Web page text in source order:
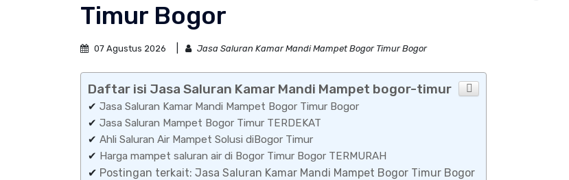
Timur Bogor
07 Agustus 2026 Jasa Saluran Kamar Mandi Mampet Bogor Timur Bogor
Daftar isi Jasa Saluran Kamar Mandi Mampet bogor-timur
✔ Jasa Saluran Kamar Mandi Mampet Bogor Timur Bogor
✔ Jasa Saluran Mampet Bogor Timur TERDEKAT
✔ Ahli Saluran Air Mampet Solusi diBogor Timur
✔ Harga mampet saluran air di Bogor Timur Bogor TERMURAH
✔ Postingan terkait: Jasa Saluran Kamar Mandi Mampet Bogor Timur Bogor